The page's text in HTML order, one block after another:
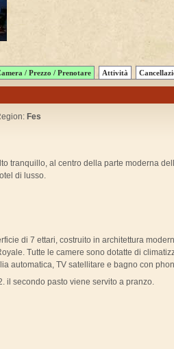
/ Prezzo / Prenotare Attività
Fes
tranquillo, al centro della parte moderna
di lusso.
di 7 ettari, costruito in architettura
Tutte le camere sono dotatte di
automatica, TV satellitare e bagno con
il secondo pasto viene servito a pranzo.